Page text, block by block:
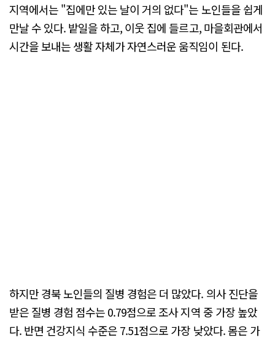
지역에서는 "집에만 있는 날이 거의 없다"는 노인들을 쉽게
만날 수 있다. 밭일을 하고, 이웃 집에 들르고, 마을회관에서
시간을 보내는 생활 자체가 자연스러운 움직임이 된다.
하지만 경북 노인들의 질병 경험은 더 많았다. 의사 진단을
받은 질병 경험 점수는 0.79점으로 조사 지역 중 가장 높았
다. 반면 건강지식 수준은 7.51점으로 가장 낮았다. 몸은 가